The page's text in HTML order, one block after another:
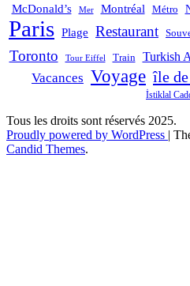
McDonald’s Mer Montréal Métro
Paris Plage Restaurant
Toronto Tour Eiffel Train Turkish
Vacances Voyage île
İstiklal
Tous les droits sont réservés 2025.
Proudly powered by WordPress |
Candid Themes.